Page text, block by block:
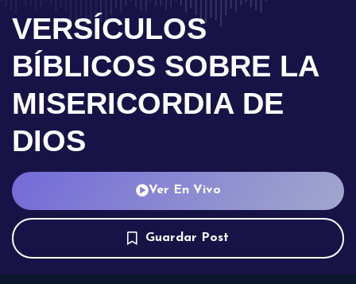
VERSÍCULOS
BÍBLICOS SOBRE LA
MISERICORDIA DE
DIOS
Ver En Vivo
Guardar Post